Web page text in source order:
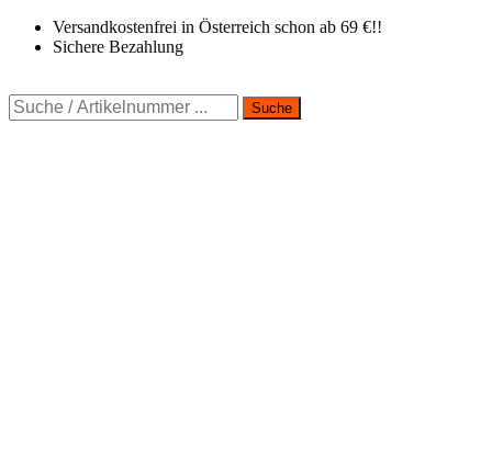
Zum
Inhalt
Versandkostenfrei in Österreich schon ab 69 €!!
Sichere Bezahlung
Suche